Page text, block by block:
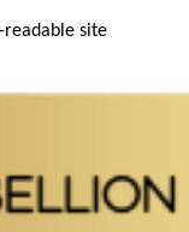
readable site